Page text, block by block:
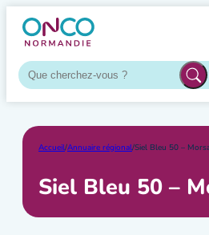
Aller
contenu
Accueil/Annuaire régional/Siel Bleu 50 –
Siel Bleu 50 –